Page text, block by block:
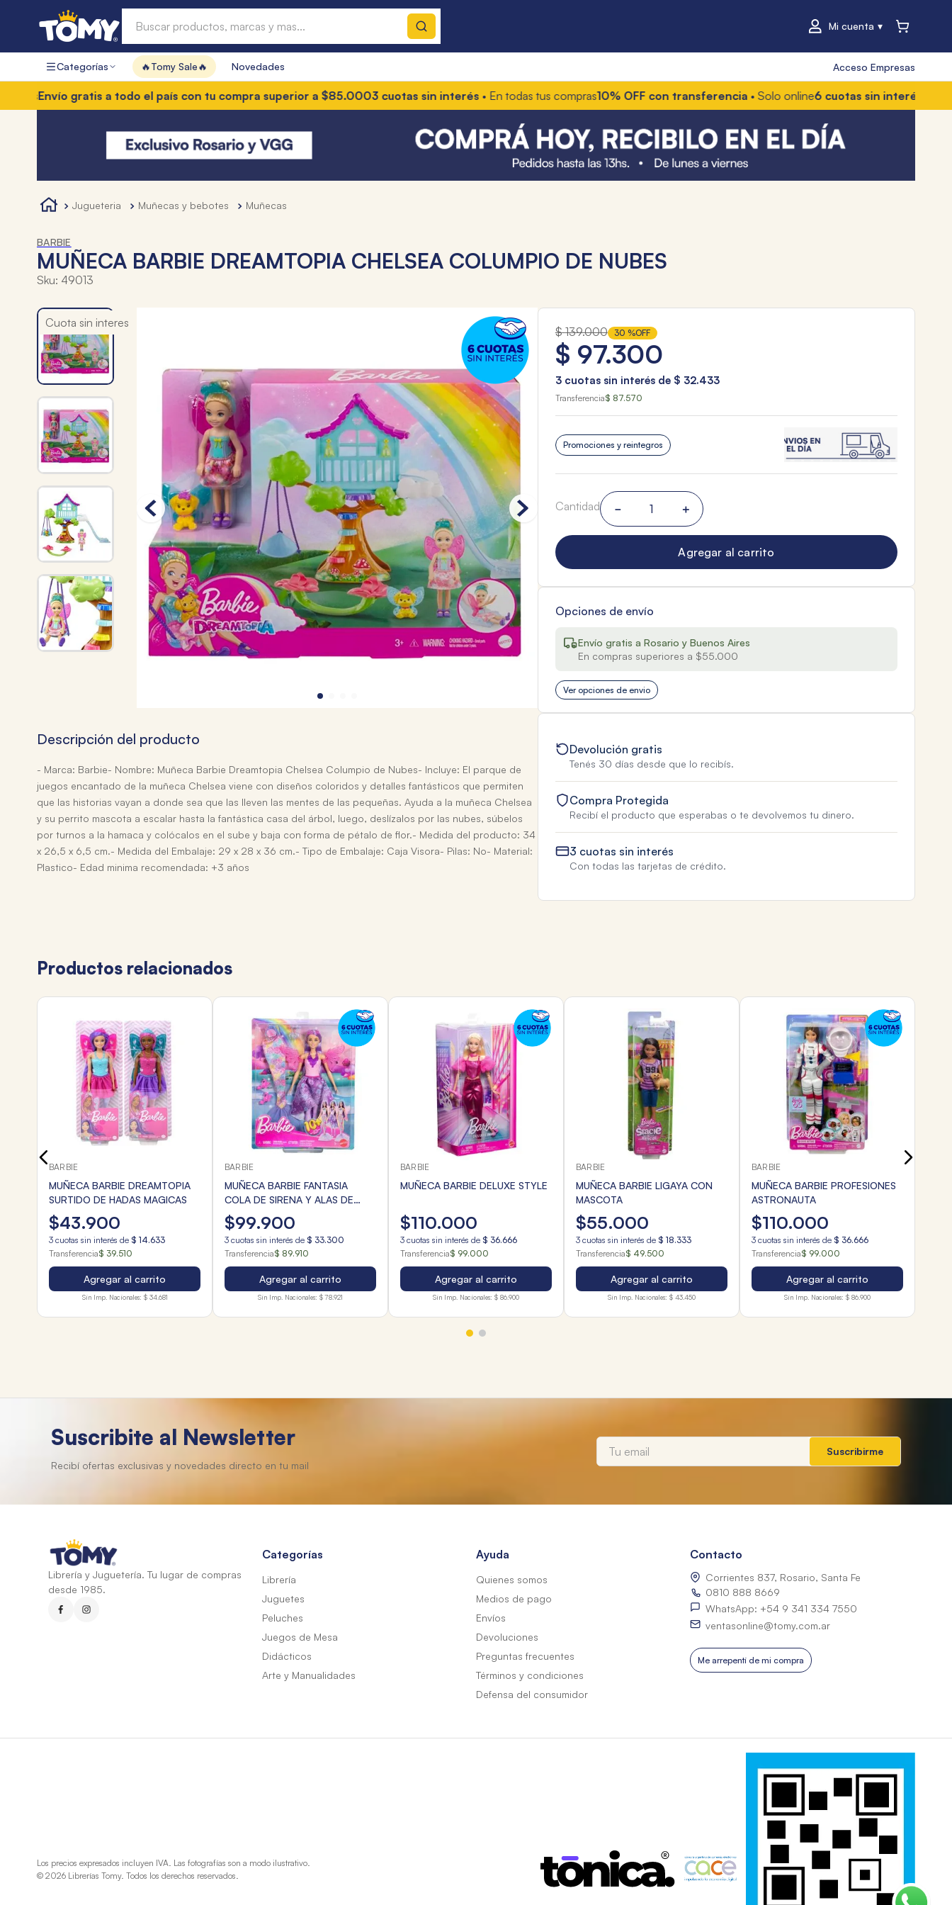
Mi cuenta
Categorías 🔥Tomy Sale🔥 Novedades Acceso Empresas
gratis a todo el país con tu compra superior a $85.000 3 cuotas sin interés• En todas tus compras10% OFF con transferencia• Solo online6 cuotas sin interés• Con
jugueteria muñecas y bebotes muñecas
BARBIE
MUÑECA BARBIE DREAMTOPIA CHELSEA COLUMPIO DE NUBES
Sku: 49013
Cuota sin interes
Descripción del producto
- Marca: Barbie- Nombre: Muñeca Barbie Dreamtopia Chelsea Columpio de Nubes- Incluye: El parque de
juegos encantado de la muñeca Chelsea viene con diseños coloridos y detalles fantásticos que permiten
que las historias vayan a donde sea que las lleven las mentes de las pequeñas. Ayuda a la muñeca Chelsea
y su perrito mascota a escalar hasta la fantástica casa del árbol, luego, deslízalos por las nubes, súbelos
por turnos a la hamaca y colócalos en el sube y baja con forma de pétalo de flor.- Medida del producto: 34
x 26,5 x 6,5 cm.- Medida del Embalaje: 29 x 28 x 36 cm.- Tipo de Embalaje: Caja Visora- Pilas: No- Material:
Plastico- Edad minima recomendada: +3 años
$ 139.000 30 %OFF
$ 97.300
3cuotas sin interés de $ 32.433
Transferencia$ 87.570
Promociones y reintegros
Cantidad ＋
－
Agregar al carrito
Opciones de envío
Envío gratis a Rosario y Buenos Aires
En compras superiores a $55.000
Ver opciones de envio
Devolución gratis
Tenés 30 días desde que lo recibís.
Compra Protegida
Recibí el producto que esperabas o te devolvemos tu dinero.
3 cuotas sin interés
Con todas las tarjetas de crédito.
Productos relacionados
BARBIE
MUÑECA BARBIE DREAMTOPIA
SURTIDO DE HADAS MAGICAS
$43.900
3 cuotas sin interés de $ 14.633
Transferencia$ 39.510
Agregar al carrito
Sin Imp. Nacionales: $ 34.681
BARBIE
MUÑECA BARBIE FANTASIA
COLA DE SIRENA Y ALAS DE
HADA
$99.900
3 cuotas sin interés de $ 33.300
Transferencia$ 89.910
Agregar al carrito
Sin Imp. Nacionales: $ 78.921
BARBIE
MUÑECA BARBIE DELUXE STYLE
$110.000
3 cuotas sin interés de $ 36.666
Transferencia$ 99.000
Agregar al carrito
Sin Imp. Nacionales: $ 86.900
BARBIE
MUÑECA BARBIE LIGAYA CON
MASCOTA
$55.000
3 cuotas sin interés de $ 18.333
Transferencia$ 49.500
Agregar al carrito
Sin Imp. Nacionales: $ 43.450
BARBIE
MUÑECA BARBIE PROFESIONES
ASTRONAUTA
$110.000
3 cuotas sin interés de $ 36.666
Transferencia$ 99.000
Agregar al carrito
Sin Imp. Nacionales: $ 86.900
Suscribite al Newsletter
Suscribirme
Librería y Juguetería. Tu lugar de compras
desde 1985.
Categorías
Librería
Juguetes
Peluches
Juegos de Mesa
Didácticos
Arte y Manualidades
Ayuda
Quienes somos
Medios de pago
Envíos
Devoluciones
Preguntas frecuentes
Términos y condiciones
Defensa del consumidor
Contacto
Corrientes 837, Rosario, Santa Fe
0810 888 8669
WhatsApp: +54 9 341 334 7550
ventasonline@tomy.com.ar
Me arrepentí de mi compra
Los precios expresados incluyen IVA. Las fotografías son a modo ilustrativo.
© 2026 Librerías Tomy. Todos los derechos reservados.
Términos más buscados
1.
hot wheels
mochilas
toy story
4. marcadores